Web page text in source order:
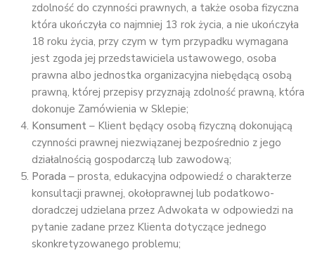
zdolność do czynności prawnych, a także osoba fizyczna
która ukończyła co najmniej 13 rok życia, a nie ukończyła
18 roku życia, przy czym w tym przypadku wymagana
jest zgoda jej przedstawiciela ustawowego, osoba
prawna albo jednostka organizacyjna niebędącą osobą
prawną, której przepisy przyznają zdolność prawną, która
dokonuje Zamówienia w Sklepie;
Konsument – Klient będący osobą fizyczną dokonującą
czynności prawnej niezwiązanej bezpośrednio z jego
działalnością gospodarczą lub zawodową;
Porada – prosta, edukacyjna odpowiedź o charakterze
konsultacji prawnej, okołoprawnej lub podatkowo-
doradczej udzielana przez Adwokata w odpowiedzi na
pytanie zadane przez Klienta dotyczące jednego
skonkretyzowanego problemu;